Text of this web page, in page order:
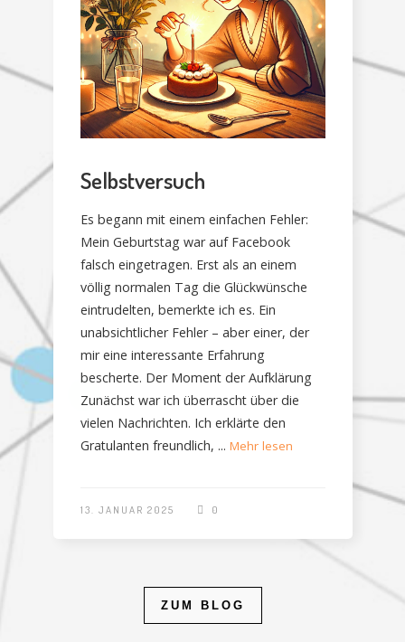
Selbstversuch
Es begann mit einem einfachen Fehler:
Mein Geburtstag war auf Facebook
falsch eingetragen. Erst als an einem
völlig normalen Tag die Glückwünsche
eintrudelten, bemerkte ich es. Ein
unabsichtlicher Fehler – aber einer, der
mir eine interessante Erfahrung
bescherte. Der Moment der Aufklärung
Zunächst war ich überrascht über die
vielen Nachrichten. Ich erklärte den
Gratulanten freundlich, ... Mehr lesen
13. JANUAR 2025 0
ZUM BLOG